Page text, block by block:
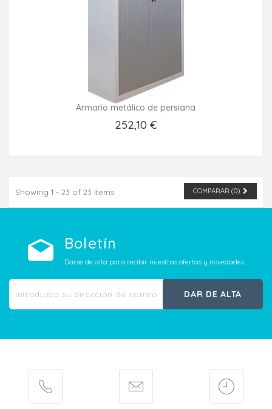
Armario metálico de persiana
252,10 €
COMPARAR (0)
Showing 1 - 23 of 23 items
Boletín
Darse de alta para recibir nuestras ofertas y novedades
DAR DE ALTA